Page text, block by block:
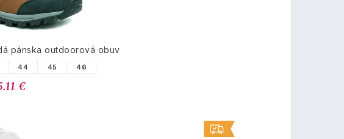
pánska outdoorová obuv
44 45 46
€